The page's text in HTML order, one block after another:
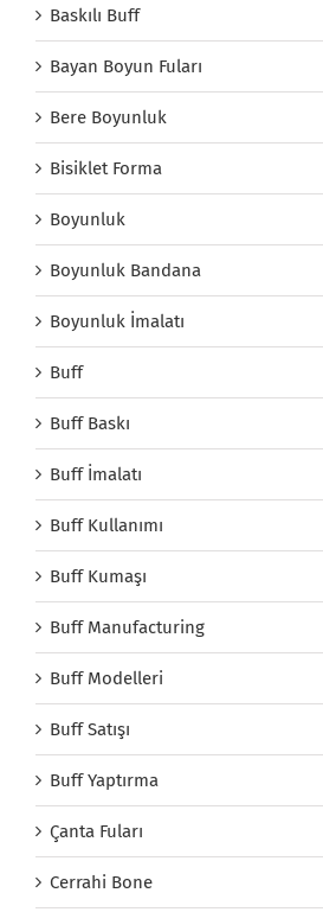
Baskılı Buff
Bayan Boyun Fuları
Bere Boyunluk
Bisiklet Forma
Boyunluk
Boyunluk Bandana
Boyunluk İmalatı
Buff
Buff Baskı
Buff İmalatı
Buff Kullanımı
Buff Kumaşı
Buff Manufacturing
Buff Modelleri
Buff Satışı
Buff Yaptırma
Çanta Fuları
Cerrahi Bone